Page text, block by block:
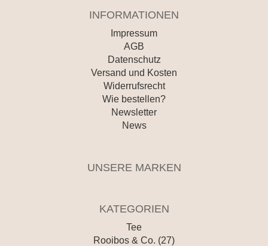
INFORMATIONEN
Impressum
AGB
Datenschutz
Versand und Kosten
Widerrufsrecht
Wie bestellen?
Newsletter
News
UNSERE MARKEN
KATEGORIEN
Tee
Rooibos & Co. (27)